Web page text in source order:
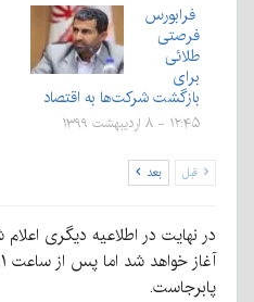
فرابورس
فرصتی
طلائی
برای
بازگشت شرکت‌ها به اقتصاد
۱۲:۴۵ - ۸ اردیبهشت ۱۳۹۹
قبل بعد
پابرجاست.